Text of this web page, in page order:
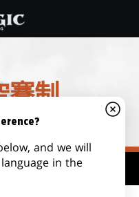
賽制
and we will
in the